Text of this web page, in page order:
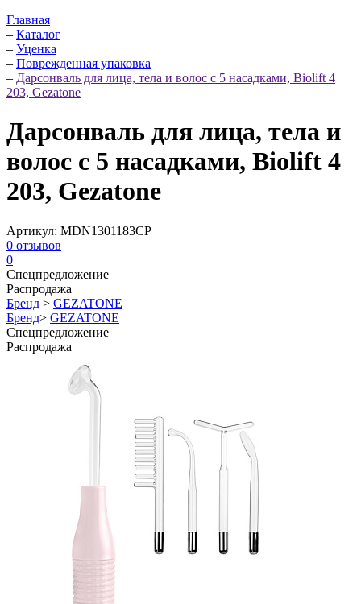
Главная
– Каталог
– Уценка
– Поврежденная упаковка
– Дарсонваль для лица, тела и волос с 5 насадками, Biolift 4
203, Gezatone
Дарсонваль для лица, тела и
волос с 5 насадками, Biolift 4
203, Gezatone
Артикул: MDN1301183CP
0 отзывов
0
Спецпредложение
Распродажа
Бренд > GEZATONE
Бренд> GEZATONE
Спецпредложение
Распродажа